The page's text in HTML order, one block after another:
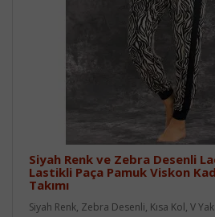
Siyah Renk ve Zebra Desenli
Lastikli Paça Pamuk Viskon
Takımı
Siyah Renk, Zebra Desenli, Kısa Kol, V